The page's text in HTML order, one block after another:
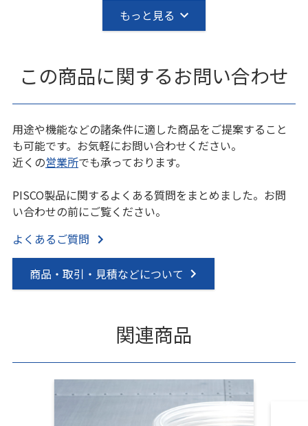
もっと見る
この商品に関するお問い合わせ
用途や機能などの諸条件に適した商品をご提案すること
も可能です。お気軽にお問い合わせください。
近くの営業所でも承っております。
PISCO製品に関するよくある質問をまとめました。お問
い合わせの前にご覧ください。
よくあるご質問
商品・取引・見積などについて
関連商品